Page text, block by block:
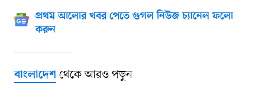
প্রথম আলোর খবর পেতে গুগল নিউজ চ্যানেল ফলো
করুন
বাংলাদেশথেকে আরও পড়ুন